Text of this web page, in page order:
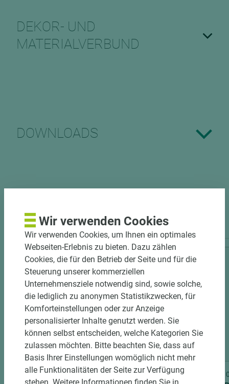
DEKOR- UND
MATERIALVERBUND
DOWNLOADS
PASSENDES ZUBEHÖR
3 weitere Varianten
Art.-Nr. 06300020016 Art.-Nr.
Wir verwenden Cookies
Wir verwenden Cookies, um Ihnen ein optimales
Webseiten-Erlebnis zu bieten. Dazu zählen
Cookies, die für den Betrieb der Seite und für die
Steuerung unserer kommerziellen
Unternehmensziele notwendig sind, sowie solche,
die lediglich zu anonymen Statistikzwecken, für
Komforteinstellungen oder zur Anzeige
personalisierter Inhalte genutzt werden. Sie
können selbst entscheiden, welche Kategorien Sie
zulassen möchten. Bitte beachten Sie, dass auf
Basis Ihrer Einstellungen womöglich nicht mehr
alle Funktionalitäten der Seite zur Verfügung
stehen. Weitere Informationen finden Sie in